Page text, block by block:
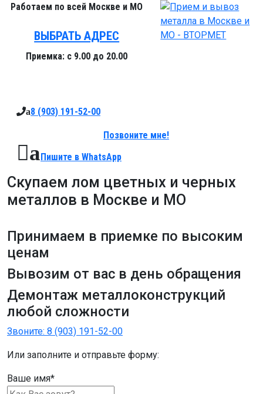
Работаем по всей Москве и МО
ВЫБРАТЬ АДРЕС
Приемка: с 9.00 до 20.00
a8 (903) 191-52-00
Позвоните мне!
a Пишите в WhatsApp
Скупаем лом цветных и черных
металлов в Москве и МО
Принимаем в приемке по высоким
ценам
Вывозим от вас в день обращения
Демонтаж металлоконструкций
любой сложности
Звоните: 8 (903) 191-52-00
Или заполните и отправьте форму:
Ваше имя*